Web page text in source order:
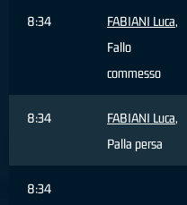
8:34 FABIANI Luca,
Fallo
commesso
8:34 FABIANI Luca,
Palla persa
8:34